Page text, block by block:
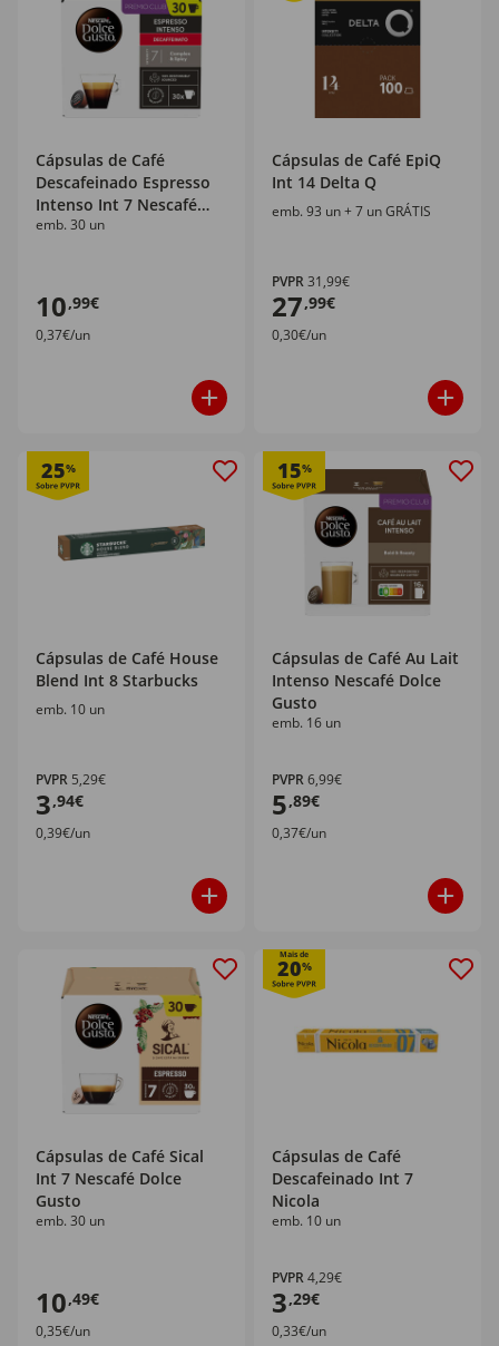
Cápsulas de Café
Descafeinado Espresso
Intenso Int 7 Nescafé
Dolce Gusto
emb. 30 un
10,99€
0,37€/un
Cápsulas de Café EpiQ
Int 14 Delta Q
emb. 93 un + 7 un GRÁTIS
PVPR31,99€
27,99€
0,30€/un
25%
Cápsulas de Café House
Blend Int 8 Starbucks
emb. 10 un
PVPR 5,29€
3,94€
0,39€/un
15%
Cápsulas de Café Au Lait
Intenso Nescafé Dolce
Gusto
emb. 16 un
PVPR6,99€
5,89€
0,37€/un
Cápsulas de Café Sical
Int 7 Nescafé Dolce
Gusto
emb. 30 un
10,49€
0,35€/un
Mais de
20%
Cápsulas de Café
Descafeinado Int 7
Nicola
emb. 10 un
PVPR4,29€
3,29€
0,33€/un